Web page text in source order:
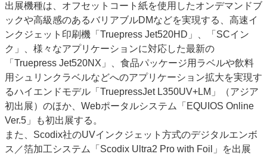
運営
会社案内
購読・購入申し込み
サイトポリシー
お問い合わせ
出展機種は、オフセットコート紙を使用したオンデマンドブ
ックや高級感のあるバリアブルDMなどを実現する、高速イ
ンクジェット印刷機「Truepress Jet520HD」、「SCイン
ク」、様々なアプリケーションに対応した最新の
「Truepress Jet520NX」、食品パッケージ用ラベルや飲料
用シュリンクラベルなどへのアプリケーション拡大を実現す
るハイエンドモデル「TruepressJet L350UV+LM」（アジア
初出展）のほか、Webポータルシステム「EQUIOS Online
Ver.5」も初出展する。
また、Scodix社のUVインクジェット方式のデジタルエンボ
ス／箔加工システム「Scodix Ultra2 Pro with Foil」を出展